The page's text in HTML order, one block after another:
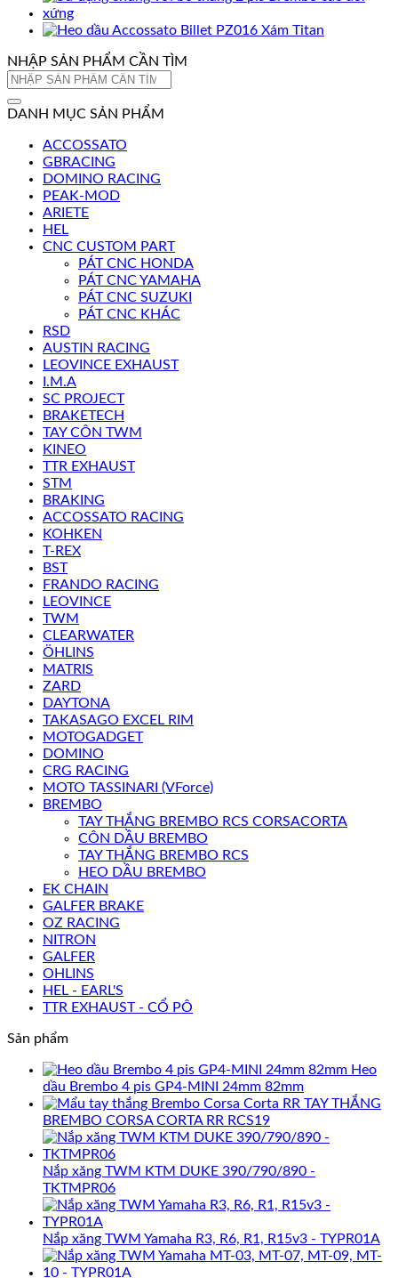
NHẬP SẢN PHẨM CẦN TÌM
Tìm
DANH MỤC SẢN PHẨM
ACCOSSATO
GBRACING
DOMINO RACING
PEAK-MOD
ARIETE
HEL
CNC CUSTOM PART
PÁT CNC HONDA
PÁT CNC YAMAHA
PÁT CNC SUZUKI
PÁT CNC KHÁC
RSD
AUSTIN RACING
LEOVINCE EXHAUST
I.M.A
SC PROJECT
BRAKETECH
TAY CÔN TWM
KINEO
TTR EXHAUST
STM
BRAKING
ACCOSSATO RACING
KOHKEN
T-REX
BST
FRANDO RACING
LEOVINCE
TWM
CLEARWATER
ÖHLINS
MATRIS
ZARD
DAYTONA
TAKASAGO EXCEL RIM
MOTOGADGET
DOMINO
CRG RACING
MOTO TASSINARI (VForce)
BREMBO
TAY THẮNG BREMBO RCS CORSACORTA
CÔN DẦU BREMBO
TAY THẮNG BREMBO RCS
HEO DẦU BREMBO
EK CHAIN
GALFER BRAKE
OZ RACING
NITRON
GALFER
OHLINS
HEL - EARL'S
TTR EXHAUST - CỔ PÔ
Sản phẩm
Heo
dầu Brembo 4 pis GP4-MINI 24mm 82mm
TAY THẮNG
BREMBO CORSA CORTA RR RCS19
Nắp xăng TWM KTM DUKE 390/790/890 -
TKTMPR06
Nắp xăng TWM Yamaha R3, R6, R1, R15v3 - TYPR01A